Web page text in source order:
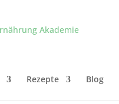
Rezepte Blog